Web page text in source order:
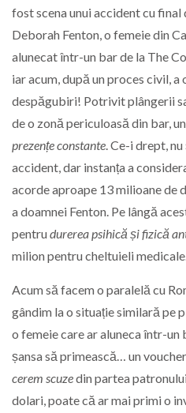
fost scena unui accident cu
Deborah Fenton, o femeie din
alunecat într-un bar de la The
iar acum, după un proces civil,
despăgubiri! Potrivit plângerii
de o zonă periculoasă din bar,
prezențe constante. Ce-i drept,
accident, dar instanța a
acorde aproape 13 milioane de
a doamnei Fenton. Pe lângă
pentrudurerea psihică și fizică
milion pentru cheltuieli
Acum să facem o paralelă cu
gândim la o situație similară pe
o femeie care ar aluneca într-un
șansa să primească… un
cerem scuzedin partea
dolari, poate că ar mai primi o